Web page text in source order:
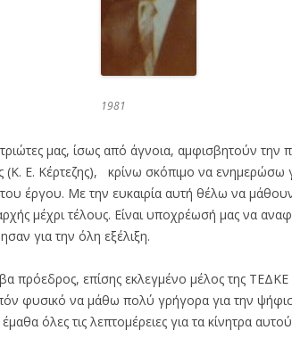
1981
μας, ίσως από άγνοια, αμφισβητούν την
(Κ. Ε. Κέρτεζης), κρίνω σκόπιμο να ενημερώσω
έργου. Με την ευκαιρία αυτή θέλω να
μέχρι τέλους. Είναι υποχρέωσή μας να
για την όλη εξέλιξη.
πρόεδρος, επίσης εκλεγμένο μέλος της ΤΕΔΚΕ
φυσικό να μάθω πολύ γρήγορα για την
όλες τις λεπτομέρειες για τα κίνητρα